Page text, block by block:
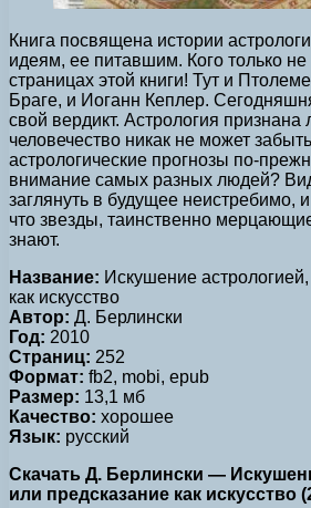
Книга посвящена истории
идеям, ее питавшим. Кого только не
страницах этой книги! Тут и
Браге, и Иоганн Кеплер.
свой вердикт. Астрология
человечество никак не может
астрологические прогнозы по-
внимание самых разных людей?
заглянуть в будущее неистребимо, и
что звезды, таинственно
знают.
Название: Искушение
как искусство
Автор: Д. Берлински
Год: 2010
Страниц: 252
Формат: fb2, mobi, epub
Размер: 13,1 мб
Качество: хорошее
Язык: русский
Скачать Д. Берлински —
или предсказание как искусство